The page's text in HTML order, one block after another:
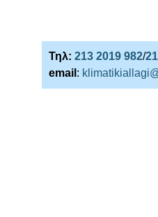
Τηλ: 213 2019 982/
email :